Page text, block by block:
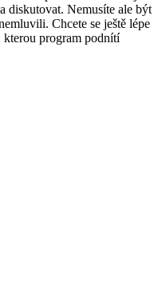
diskutovat. Nemusíte ale být
Chcete se ještě lépe
program podnítí